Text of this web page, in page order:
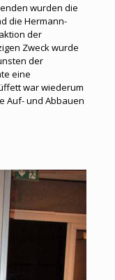
wurden die
die Hermann-
der
Zweck wurde
der
eine
war wiederum
Auf- und Abbauen